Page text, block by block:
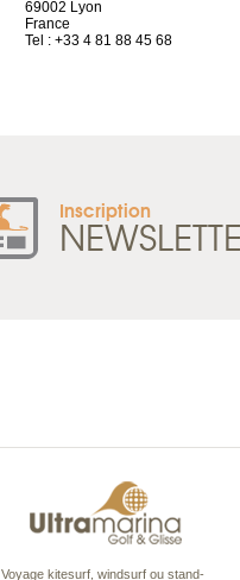
69002 Lyon
France
Tel : +33 4 81 88 45 68
Inscription
Voyage kitesurf, windsurf ou stand-